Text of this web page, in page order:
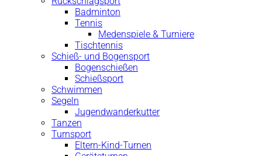
Badminton
Tennis
Medenspiele & Turniere
Tischtennis
Schieß- und Bogensport
Bogenschießen
Schießsport
Schwimmen
Segeln
Jugendwanderkutter
Tanzen
Turnsport
Eltern-Kind-Turnen